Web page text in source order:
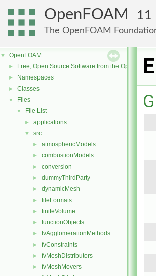
OpenFOAM 11
The OpenFOAM
▼ OpenFOAM
► Free, Open Source Software from the OpenFOAM
► Namespaces
► Classes
▼ Files
▼ File List
► applications
▼ src
► atmosphericModels
► combustionModels
► conversion
► dummyThirdParty
► dynamicMesh
► fileFormats
► finiteVolume
► functionObjects
► fvAgglomerationMethods
► fvConstraints
► fvMeshDistributors
► fvMeshMovers